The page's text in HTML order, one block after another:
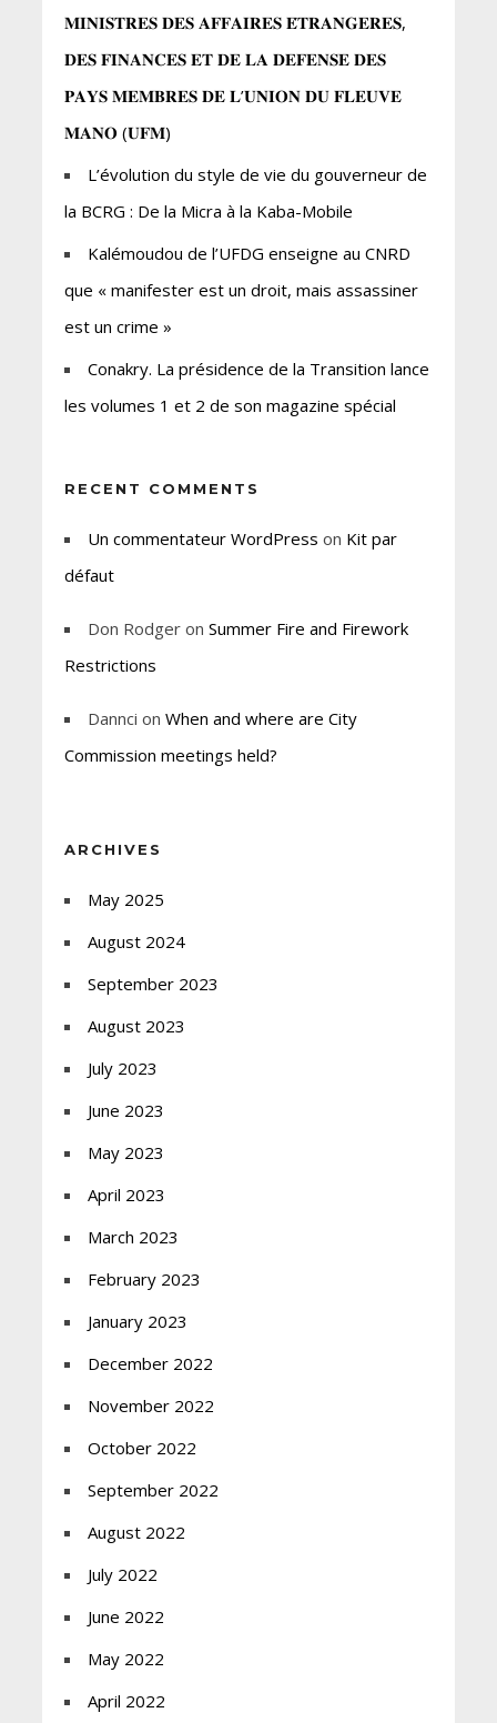
𝐌𝐈𝐍𝐈𝐒𝐓𝐑𝐄𝐒 𝐃𝐄𝐒 𝐀𝐅𝐅𝐀𝐈𝐑𝐄𝐒 𝐄́𝐓𝐑𝐀𝐍𝐆𝐄𝐑𝐄𝐒,
𝐃𝐄𝐒 𝐅𝐈𝐍𝐀𝐍𝐂𝐄𝐒 𝐄𝐓 𝐃𝐄 𝐋𝐀 𝐃𝐄𝐅𝐄𝐍𝐒𝐄 𝐃𝐄𝐒
𝐏𝐀𝐘𝐒 𝐌𝐄𝐌𝐁𝐑𝐄𝐒 𝐃𝐄 𝐋’𝐔𝐍𝐈𝐎𝐍 𝐃𝐔 𝐅𝐋𝐄𝐔𝐕𝐄
𝐌𝐀𝐍𝐎 (𝐔𝐅𝐌)
L’évolution du style de vie du gouverneur de
la BCRG : De la Micra à la Kaba-Mobile
Kalémoudou de l’UFDG enseigne au CNRD
que « manifester est un droit, mais assassiner
est un crime »
Conakry. La présidence de la Transition lance
les volumes 1 et 2 de son magazine spécial
RECENT COMMENTS
Un commentateur WordPress on Kit par
défaut
Don Rodgeron Summer Fire and Firework
Restrictions
Dannci on When and where are City
Commission meetings held?
ARCHIVES
May 2025
August 2024
September 2023
August 2023
July 2023
June 2023
May 2023
April 2023
March 2023
February 2023
January 2023
December 2022
November 2022
October 2022
September 2022
August 2022
July 2022
June 2022
May 2022
April 2022